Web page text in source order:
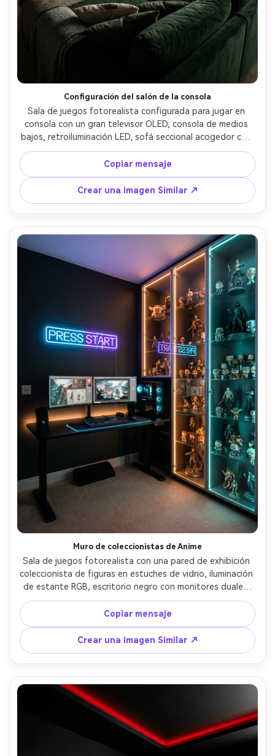
Configuración del salón de la consola
Sala de juegos fotorealista configurada para jugar en
consola con un gran televisor OLED, consola de medios
bajos, retroiluminación LED, sofá seccional acogedor con
almohadas texturizadas, mesa de snacks, iluminación sutil
debajo del estante RGB, arte del juego enmarcado, cálido
brillo de lámpara ambiental, disparado en Nikon Z8, lente
de 24 mm, f/3.2, enmarcado interior estilo de vida,
sombras naturales, detalle de tela realista- -ar 4:5
Copiar mensaje
Crear una imagen Similar ↗
Muro de coleccionistas de Anime
Sala de juegos fotorealista con una pared de exhibición
coleccionista de figuras en estuches de vidrio, iluminación
de estante RGB, escritorio negro con monitores duales,
luz de acento de neón, arreglo limpio, paredes oscuras
mate, colores vívidos pero controlados, disparado en
Canon R5, lente de 28 mm, f/2.8, detalle nítido, reflejos de
vidrio realistas, fotografía interior editorial- -ar 4:5
Copiar mensaje
Crear una imagen Similar ↗